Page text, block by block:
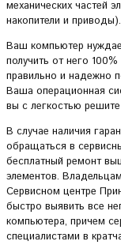
механических частей
накопители и приводы).
Ваш компьютер
получить от него
правильно и надежно
Ваша операционная
вы с легкостью
В случае наличия
обращаться в
бесплатный ремонт
элементов.
Сервисном центре
быстро выявить все
компьютера, причем
специалистами в